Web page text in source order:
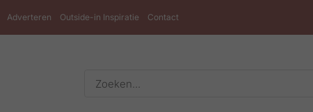
Adverteren Outside-in Inspiratie Contact